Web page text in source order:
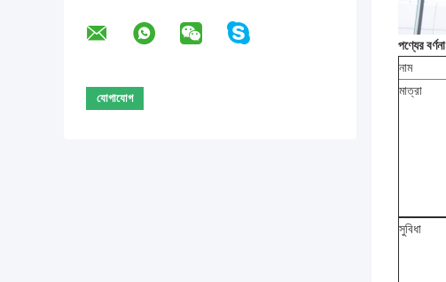
পণ্যের বর্ণনা
নাম
মাত্রা
সুবিধা